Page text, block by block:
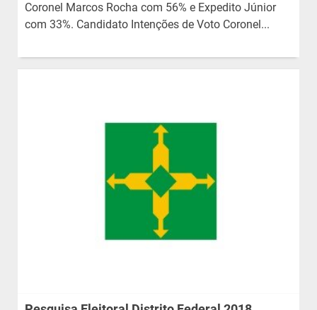
Coronel Marcos Rocha com 56% e Expedito Júnior
com 33%. Candidato Intenções de Voto Coronel...